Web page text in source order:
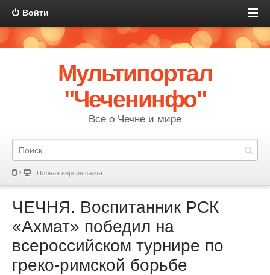
Войти
Мультипортал
"Чеченинфо"
Все о Чечне и мире
Полная версия сайта
ЧЕЧНЯ. Воспитанник РСК
«Ахмат» победил на
всероссийском турнире по
греко-римской борьбе